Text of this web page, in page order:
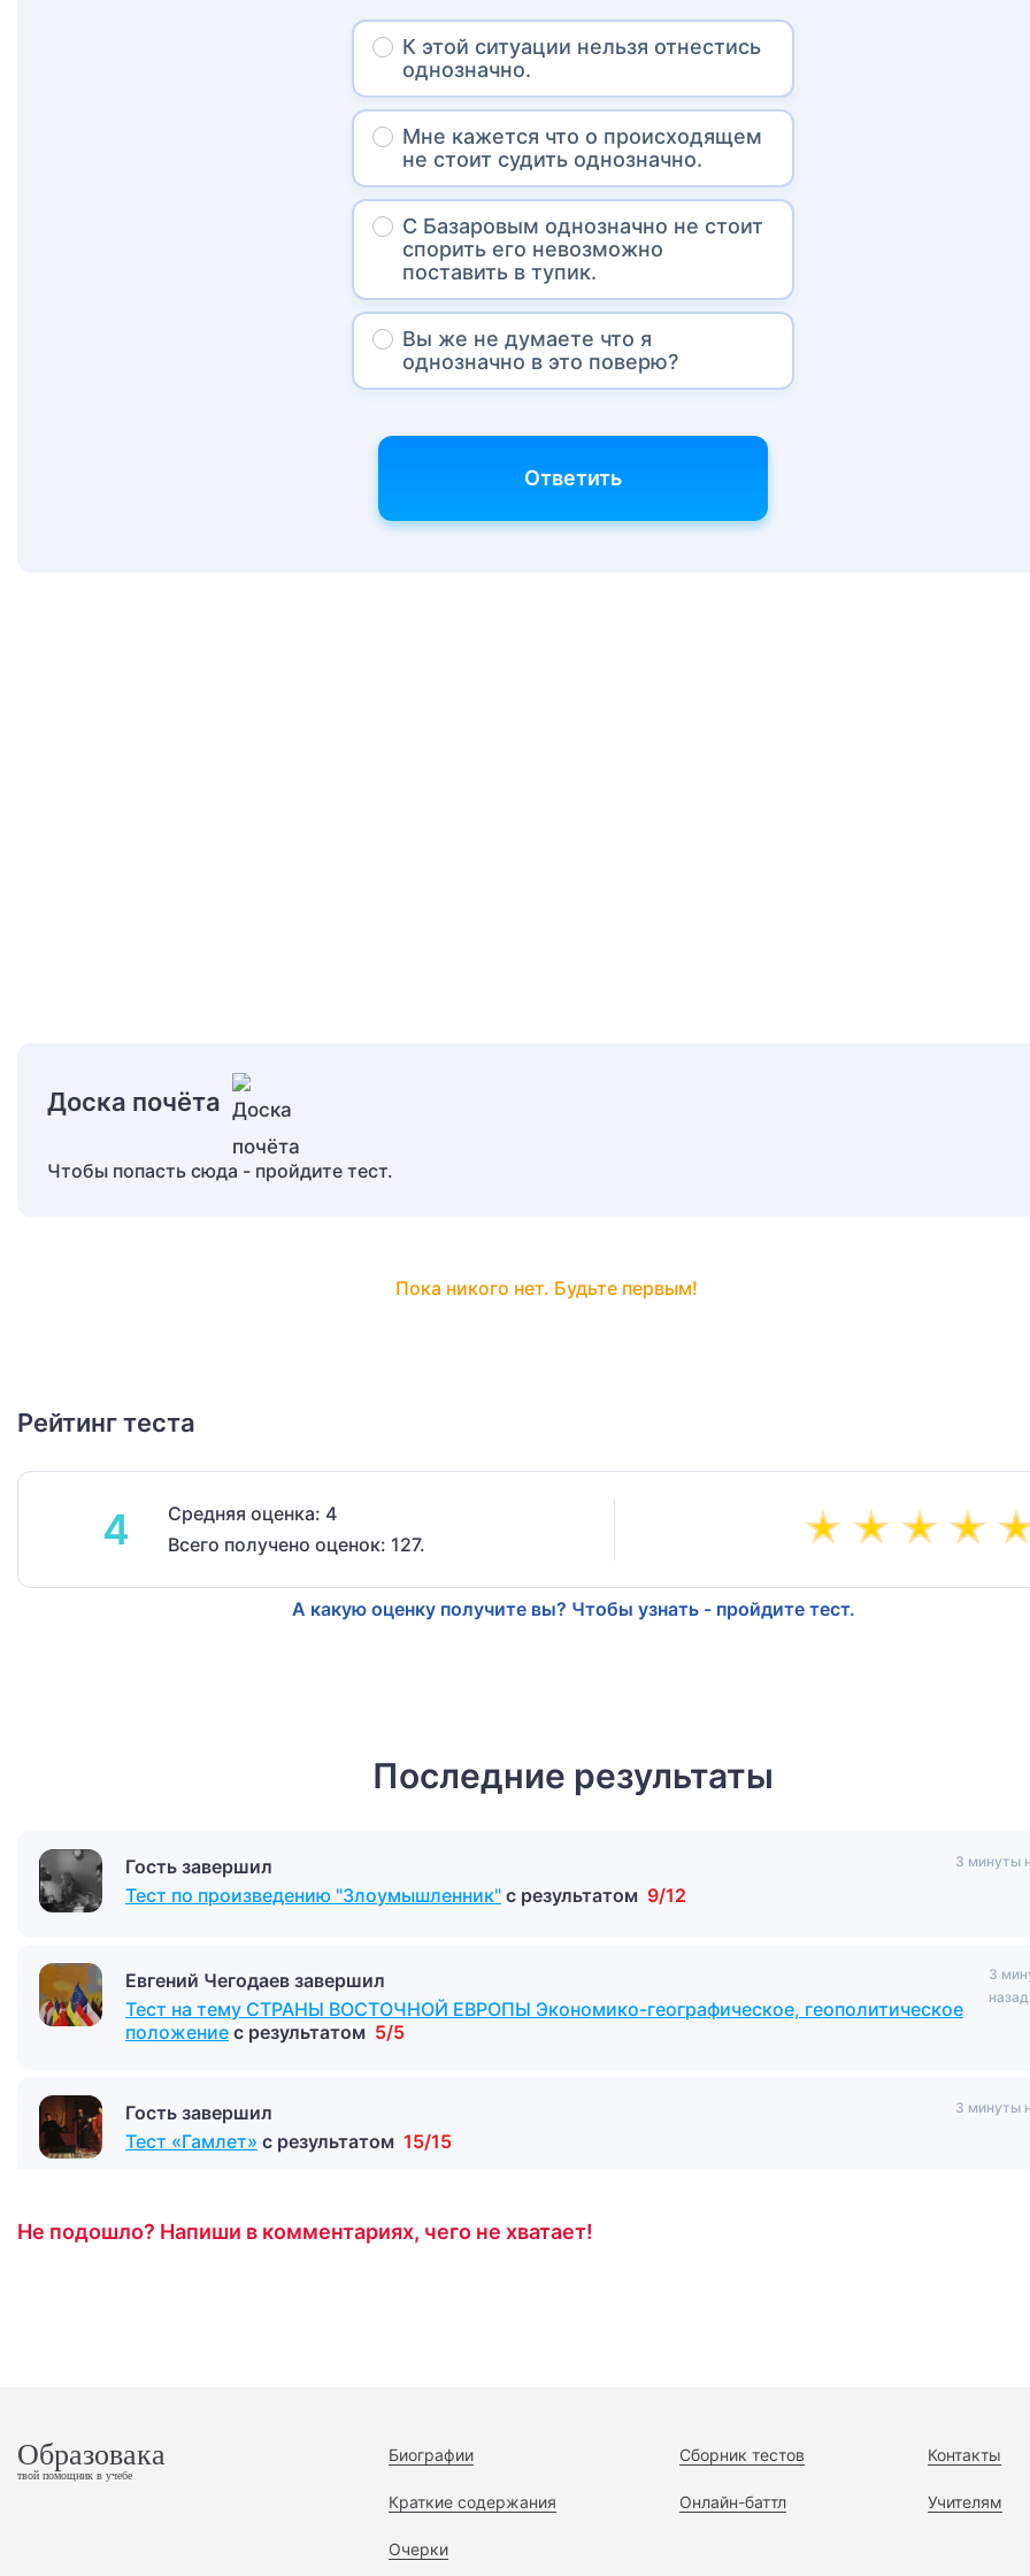
К этой ситуации нельзя отнестись
однозначно.
Мне кажется что о происходящем
не стоит судить однозначно.
С Базаровым однозначно не стоит
спорить его невозможно
поставить в тупик.
Вы же не думаете что я
однозначно в это поверю?
Ответить
Доска почёта
Чтобы попасть сюда - пройдите тест.
Пока никого нет. Будьте первым!
Рейтинг теста
4
Средняя оценка: 4
Всего получено оценок: 127.
А какую оценку получите вы? Чтобы узнать - пройдите тест.
Последние результаты
Гость завершил
Тест по произведению "Злоумышленник" с результатом 9/12
3 минуты
Евгений Чегодаев завершил
Тест на тему СТРАНЫ ВОСТОЧНОЙ ЕВРОПЫ Экономико-географическое, геополитическое
положение с результатом 5/5
3
назад
Гость завершил
Тест «Гамлет» с результатом 15/15
3 минуты
Не подошло? Напиши в комментариях, чего не хватает!
Образовака
твой помощник в учебе
Биографии
Краткие содержания
Очерки
Сборник тестов
Онлайн-баттл
Контакты
Учителям